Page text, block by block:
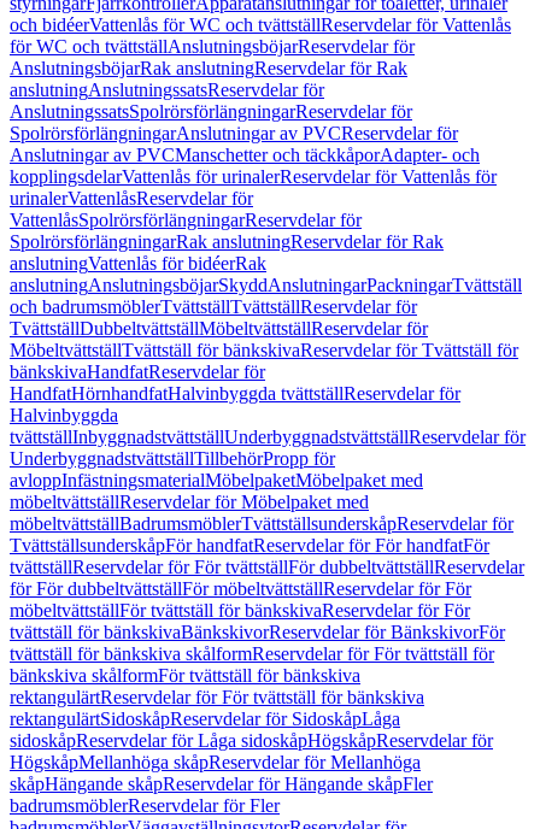
och bidéerVattenlås för WC och tvättställReservdelar för Vattenlås
för WC och tvättställAnslutningsböjarReservdelar för
AnslutningsböjarRak anslutningReservdelar för Rak
anslutningAnslutningssatsReservdelar för
AnslutningssatsSpolrörsförlängningarReservdelar för
SpolrörsförlängningarAnslutningar av PVCReservdelar för
Anslutningar av PVCManschetter och täckkåporAdapter- och
kopplingsdelarVattenlås för urinalerReservdelar för Vattenlås för
urinalerVattenlåsReservdelar för
VattenlåsSpolrörsförlängningarReservdelar för
SpolrörsförlängningarRak anslutningReservdelar för Rak
anslutningVattenlås för bidéerRak
anslutningAnslutningsböjarSkyddAnslutningarPackningarTvättställ
och badrumsmöblerTvättställTvättställReservdelar för
TvättställDubbeltvättställMöbeltvättställReservdelar för
MöbeltvättställTvättställ för bänkskivaReservdelar för Tvättställ för
bänkskivaHandfatReservdelar för
HandfatHörnhandfatHalvinbyggda tvättställReservdelar för
Halvinbyggda
tvättställInbyggnadstvättställUnderbyggnadstvättställReservdelar för
UnderbyggnadstvättställTillbehörPropp för
avloppInfästningsmaterialMöbelpaketMöbelpaket med
möbeltvättställReservdelar för Möbelpaket med
möbeltvättställBadrumsmöblerTvättställsunderskåpReservdelar för
TvättställsunderskåpFör handfatReservdelar för För handfatFör
tvättställReservdelar för För tvättställFör dubbeltvättställReservdelar
för För dubbeltvättställFör möbeltvättställReservdelar för För
möbeltvättställFör tvättställ för bänkskivaReservdelar för För
tvättställ för bänkskivaBänkskivorReservdelar för BänkskivorFör
tvättställ för bänkskiva skålformReservdelar för För tvättställ för
bänkskiva skålformFör tvättställ för bänkskiva
rektangulärtReservdelar för För tvättställ för bänkskiva
rektangulärtSidoskåpReservdelar för SidoskåpLåga
sidoskåpReservdelar för Låga sidoskåpHögskåpReservdelar för
HögskåpMellanhöga skåpReservdelar för Mellanhöga
skåpHängande skåpReservdelar för Hängande skåpFler
badrumsmöblerReservdelar för Fler